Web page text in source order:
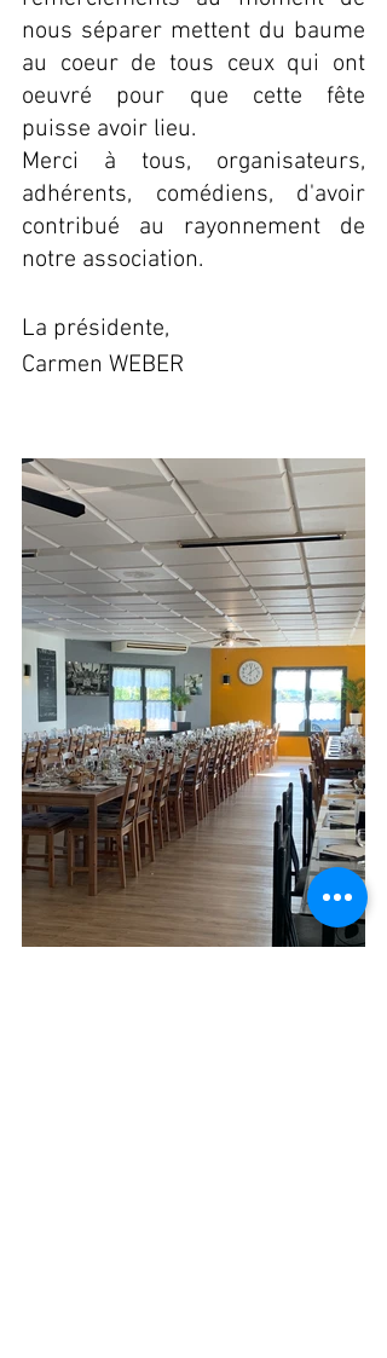
nous séparer mettent du baume
au coeur de tous ceux qui ont
oeuvré pour que cette fête
puisse avoir lieu.
Merci à tous, organisateurs,
adhérents, comédiens, d'avoir
contribué au rayonnement de
notre association.
La présidente,
Carmen WEBER